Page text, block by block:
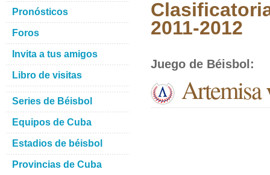
2011-2012
Juego de Béisbol :
Artemisa
Pronósticos
Foros
Invita a tus amigos
Libro de visitas
Series de Béisbol
Equipos de Cuba
Estadios de béisbol
Provincias de Cuba